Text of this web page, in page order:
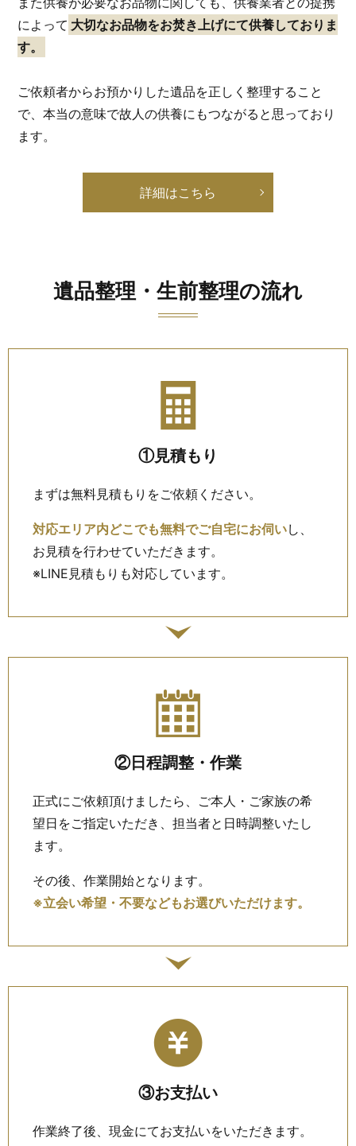
によって 大切なお品物をお焚き上げにて供養しておりま
す。
ご依頼者からお預かりした遺品を正しく整理すること
で、本当の意味で故人の供養にもつながると思っており
ます。
詳細はこちら
遺品整理・生前整理の流れ
①見積もり
まずは無料見積もりをご依頼ください。
対応エリア内どこでも無料でご自宅にお伺いし、
お見積を行わせていただきます。
※LINE見積もりも対応しています。
②日程調整・作業
正式にご依頼頂けましたら、ご本人・ご家族の希
望日をご指定いただき、担当者と日時調整いたし
ます。
その後、作業開始となります。
※立会い希望・不要などもお選びいただけます。
③お支払い
作業終了後、現金にてお支払いをいただきます。